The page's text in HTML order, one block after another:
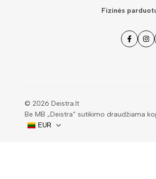
Fizinės
© 2026 Deistra.lt
Be MB „Deistra“ sutikimo draudžiama
EUR